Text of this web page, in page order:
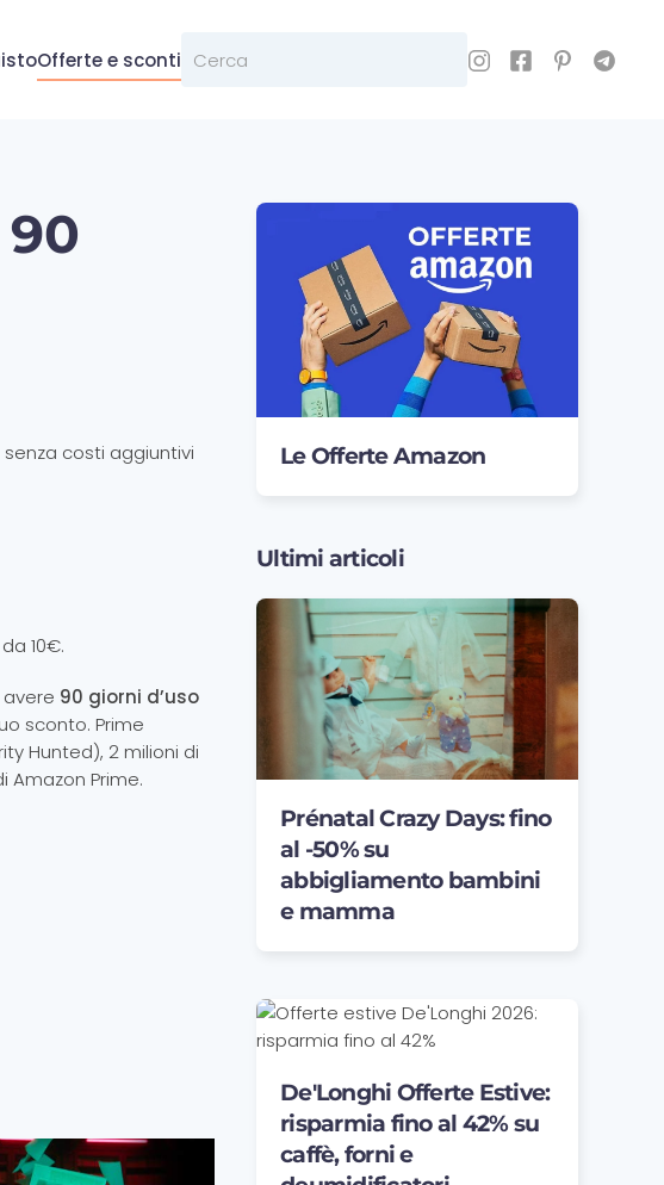
Offerte e sconti
costi aggiuntivi
10€.
avere 90 giorni d’uso
sconto. Prime
Hunted), 2 milioni di
Amazon Prime.
Le Offerte Amazon
Ultimi articoli
Prénatal Crazy Days: fino
al -50% su
abbigliamento bambini
e mamma
De'Longhi Offerte Estive:
risparmia fino al 42% su
caffè, forni e